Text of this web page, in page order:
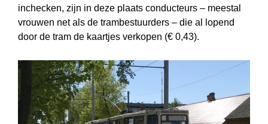
inchecken, zijn in deze plaats conducteurs – meestal
vrouwen net als de tram­bestuurders – die al lopend
door de tram de kaartjes verkopen (€ 0,43).